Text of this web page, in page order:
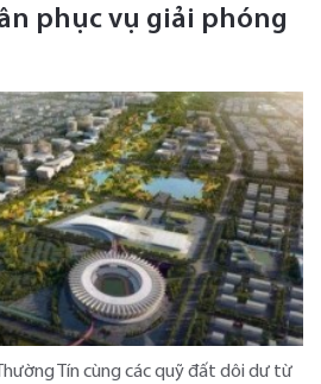
phục vụ giải phóng
Tín cùng các quỹ đất dôi dư từ